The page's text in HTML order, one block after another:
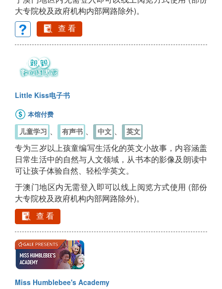
大专院校及政府机构内部网路除外)。
查 看
Little Kiss电子书
本馆付费
儿童学习 、 有声书 、 中文 、 英文
专为三岁以上孩童编写生活化的英文小故事，内容涵盖
日常生活中的自然与人文领域，从书本的影像及朗读中
可让孩子体验自然、轻松学英文。
于澳门地区内无需登入即可以线上阅览方式使用 (部份
大专院校及政府机构内部网路除外)。
查 看
Miss Humblebee's Academy